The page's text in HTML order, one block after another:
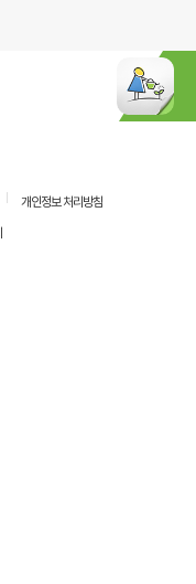
개인정보 처리방침